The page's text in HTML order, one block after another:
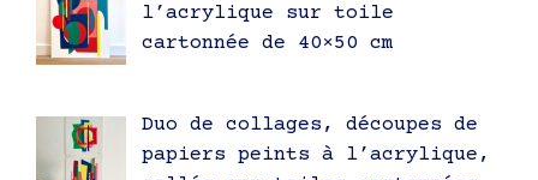
l’acrylique sur toile
cartonnée de 40×50 cm
Duo de collages, découpes de
papiers peints à l’acrylique,